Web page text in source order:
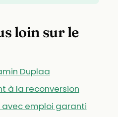
loin sur le
Duplaa
à la reconversion
avec emploi garanti